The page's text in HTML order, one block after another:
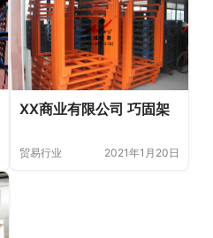
XX商业有限公司 巧固架
贸易行业 2021年1月20日